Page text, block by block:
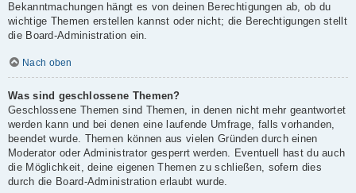
Bekanntmachungen hängt es von deinen Berechtigungen ab, ob du
wichtige Themen erstellen kannst oder nicht; die Berechtigungen stellt
die Board-Administration ein.
Nach oben
Was sind geschlossene Themen?
Geschlossene Themen sind Themen, in denen nicht mehr geantwortet
werden kann und bei denen eine laufende Umfrage, falls vorhanden,
beendet wurde. Themen können aus vielen Gründen durch einen
Moderator oder Administrator gesperrt werden. Eventuell hast du auch
die Möglichkeit, deine eigenen Themen zu schließen, sofern dies
durch die Board-Administration erlaubt wurde.